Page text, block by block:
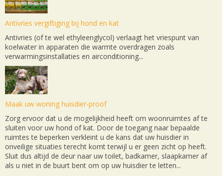
Antivries vergiftiging bij hond en kat
Antivries (of te wel ethyleenglycol) verlaagt het vriespunt van
koelwater in apparaten die warmte overdragen zoals
verwarmingsinstallaties en airconditioning...
Maak uw woning huisdier-proof
Zorg ervoor dat u de mogelijkheid heeft om woonruimtes af te
sluiten voor uw hond of kat. Door de toegang naar bepaalde
ruimtes te beperken verkleint u de kans dat uw huisdier in
onveilige situaties terecht komt terwijl u er geen zicht op heeft.
Sluit dus altijd de deur naar uw toilet, badkamer, slaapkamer af
als u niet in de buurt bent om op uw huisdier te letten...